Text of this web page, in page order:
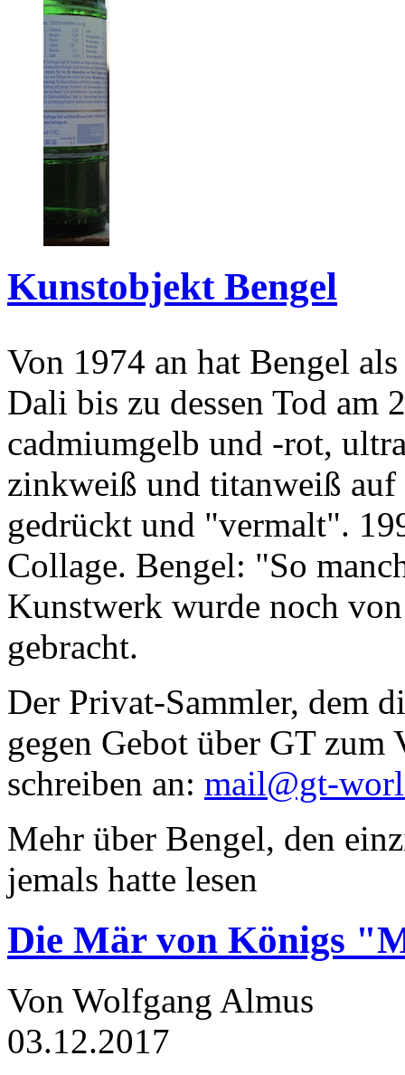
Kunstobjekt Bengel
Von 1974 an hat Bengel
Dali bis zu dessen Tod am
cadmiumgelb und -rot,
zinkweiß und titanweiß
gedrückt und "vermalt".
Collage. Bengel: "So
Kunstwerk wurde noch
gebracht.
Der Privat-Sammler, dem
gegen Gebot über GT zum
schreiben an: mail@gt-
Mehr über Bengel, den
jemals hatte lesen
Die Mär von Königs
Von Wolfgang Almus
03.12.2017